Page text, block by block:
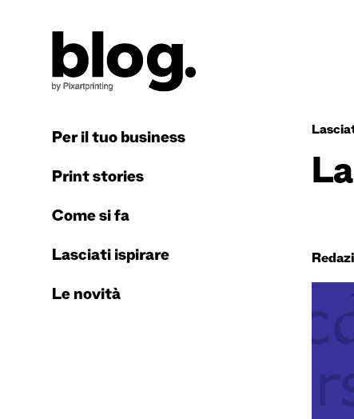
Per il tuo business
Print stories
Come si fa
Lasciati ispirare
Le novità